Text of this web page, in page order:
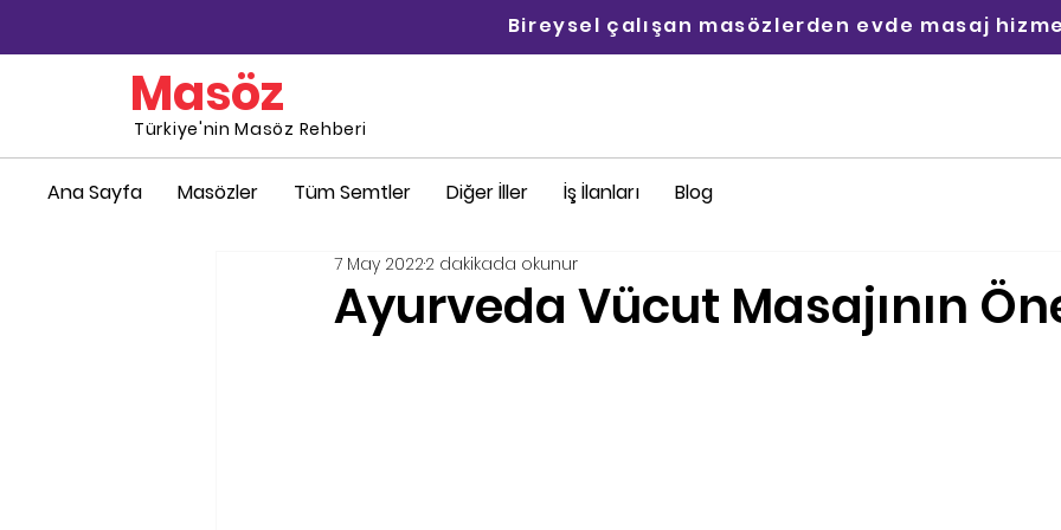
Ana Sayfa Masözler Tüm Semtler Diğer İller İş İlanları Blog
Masöz
Türkiye'nin Masöz Rehberi
Bireysel çalışan masözlerden evde masaj
Ayurveda Vücut Masajının
7 May 20222 dakikada okunur